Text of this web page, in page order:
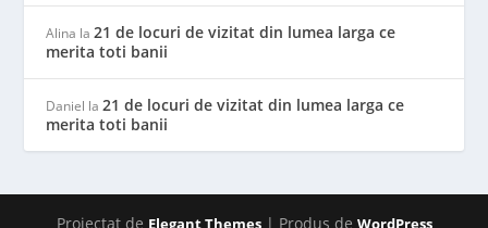
Alina la21 de locuri de vizitat din lumea larga ce
merita toti banii
Daniel la21 de locuri de vizitat din lumea larga ce
merita toti banii
Proiectat de Elegant Themes| Produs de WordPress